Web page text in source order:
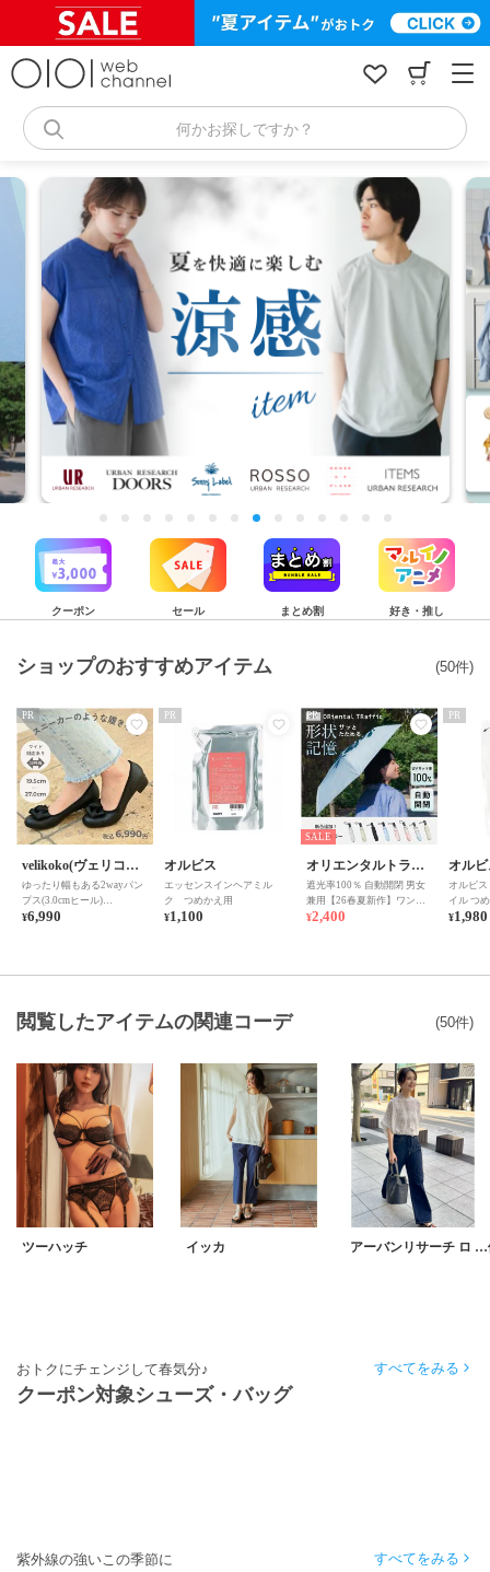
何かお探しですか？
クーポン セール まとめ割 好き・推し
ショップのおすすめアイテム (50件)
PR
velikoko(ヴェリコ
コ）
ゆったり幅もある2wayパン
プス(3.0cmヒール)
[19.5~27cm]ラクチンきれい
¥6,990
PR
オルビス
エッセンスインヘアミル
ク つめかえ用
¥1,100
PR
SALE
オリエンタルトラフ
ィック
遮光率100％ 自動開閉 男女
兼用【26春夏新作】ワンタ
ッチ 晴雨兼用 折りたたみ傘
¥2,400
PR
オル
オルビ
イル つ
¥1,980
閲覧したアイテムの関連コーデ (50件)
ツーハッチ イッカ アーバンリサーチ ロ …
おトクにチェンジして春気分♪
クーポン対象シューズ・バッグ
すべてをみる
紫外線の強いこの季節に すべてをみる